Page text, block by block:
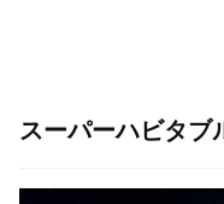
スーパーハビタブ